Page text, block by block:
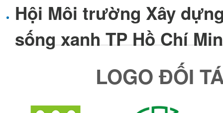
Hội Môi trường Xây
sống xanh TP Hồ Chí
LOGO ĐỐI